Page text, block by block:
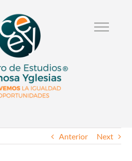
Anterior Next